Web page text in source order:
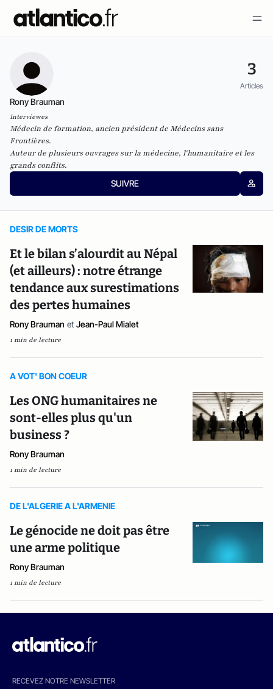
3
Articles
Rony Brauman
Interviewes
Médecin de formation, ancien président de Médecins sans
Frontières.
Auteur de plusieurs ouvrages sur la médecine, l'humanitaire et les
grands conflits.
SUIVRE
DESIR DE MORTS
Et le bilan s’alourdit au Népal
(et ailleurs) : notre étrange
tendance aux surestimations
des pertes humaines
Rony Brauman et Jean-Paul Mialet
1 min de lecture
A VOT' BON COEUR
Les ONG humanitaires ne
sont-elles plus qu'un
business ?
Rony Brauman
1 min de lecture
DE L'ALGERIE A L'ARMENIE
Le génocide ne doit pas être
une arme politique
Rony Brauman
1 min de lecture
RECEVEZ NOTRE NEWSLETTER